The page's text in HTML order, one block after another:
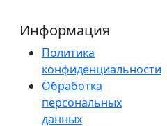
Информация
Политика
конфиденциальности
Обработка
персональных
данных